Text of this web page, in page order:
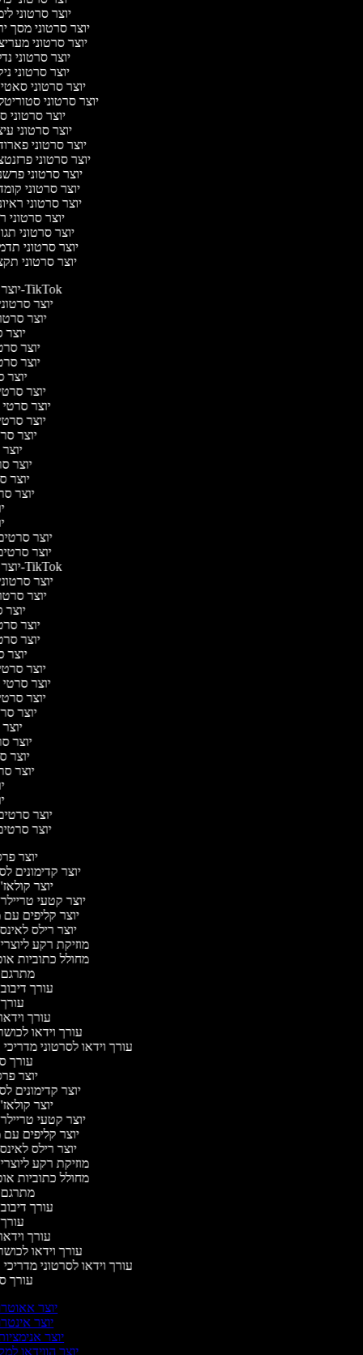
יוצר סרטוני
יוצר סרטוני מסך
יוצר סרטוני
יוצר סרטוני
יוצר סרטוני
יוצר סרטוני
יוצר סרטוני
יוצר סרטוני
יוצר סרטוני
יוצר סרטוני
יוצר סרטוני
יוצר סרטוני
יוצר סרטוני
יוצר סרטוני
יוצר סרטוני
יוצר סרטוני
יוצר סרטוני
יוצר סרטוני
יוצר סרטונים ל-TikTok
יוצר
יוצר
יוצר
יוצר
יוצר
יוצר
יוצר
יוצר סרטי
יוצר
יוצר
יוצר
יוצר
יוצר
יוצר סרטים
יוצר
יוצר סרטונים ל-TikTok
יוצר
יוצר
יוצר
יוצר
יוצר
יוצר
יוצר
יוצר סרטי
יוצר
יוצר
יוצר
יוצר
יוצר
יוצר סרטים
יוצר
יוצר
יוצר קדימונים
יוצר
יוצר קטעי
יוצר קליפים
יוצר רילס
מוזיקת רקע
מחולל כתוביות
עורך
עורך
עורך וידאו
עורך וידאו לסרטוני
עורך
יוצר
יוצר קדימונים
יוצר
יוצר קטעי
יוצר קליפים
יוצר רילס
מוזיקת רקע
מחולל כתוביות
עורך
עורך
עורך וידאו
עורך וידאו לסרטוני
עורך
יוצר
יוצר
יוצר
יוצר הווידאו